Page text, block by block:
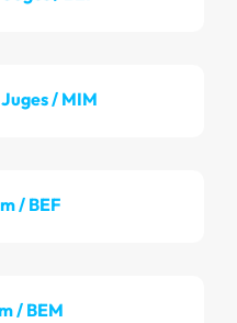
/ MIM
/ BEF
/ BEM